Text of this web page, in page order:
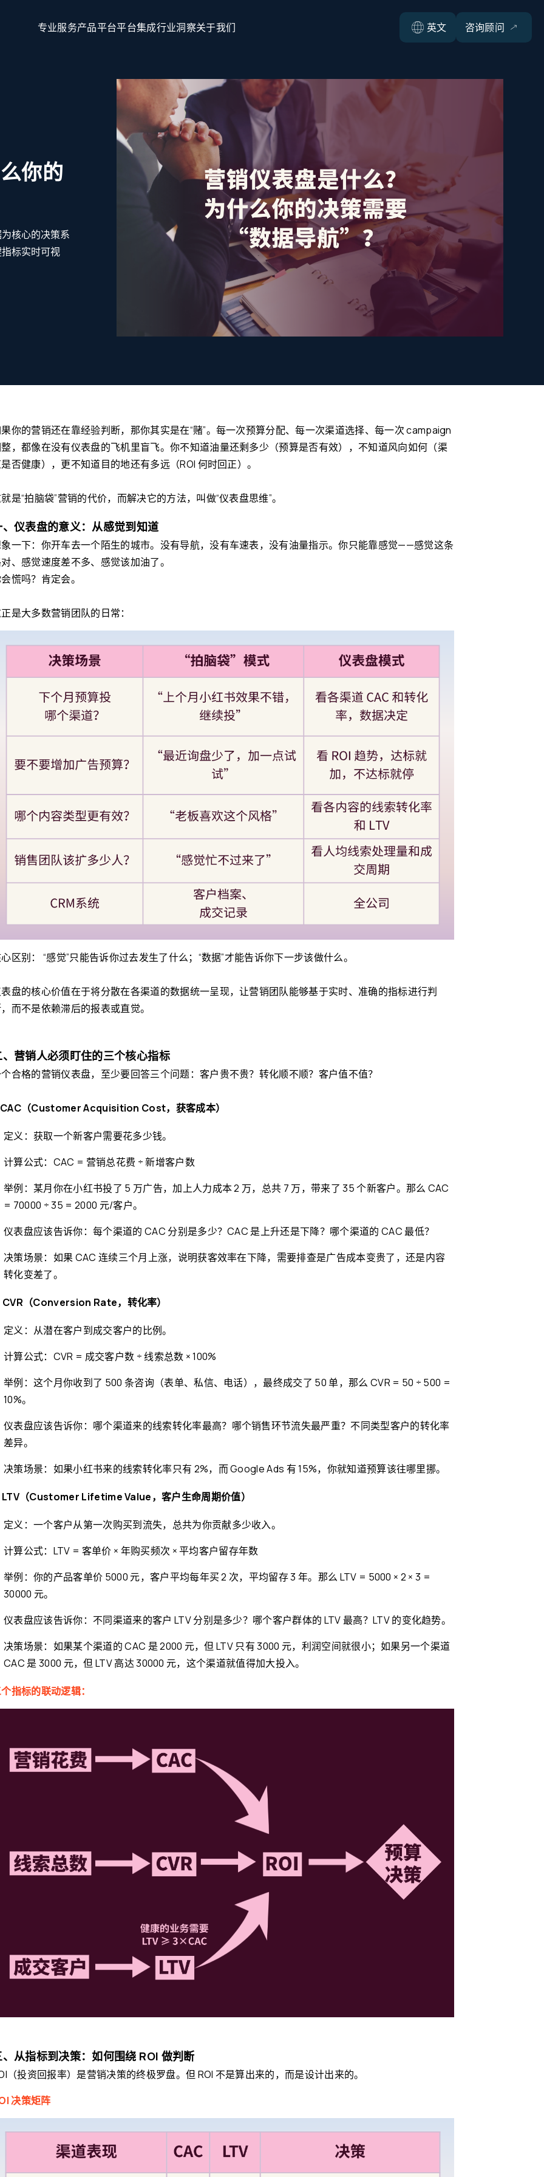
专业服务产品平台平台集成行业洞察关于我们 英文 咨询顾问
你的
核心的决策系
标实时可视
你的营销还在靠经验判断，那你其实是在“赌”。每一次预算分配、每一次渠道选择、每一次 campaign
，都像在没有仪表盘的飞机里盲飞。你不知道油量还剩多少（预算是否有效），不知道风向如何（渠
否健康），更不知道目的地还有多远（ROI 何时回正）。
是“拍脑袋”营销的代价，而解决它的方法，叫做“仪表盘思维”。
、仪表盘的意义：从感觉到知道
一下：你开车去一个陌生的城市。没有导航，没有车速表，没有油量指示。你只能靠感觉——感觉这条
、感觉速度差不多、感觉该加油了。
慌吗？肯定会。
是大多数营销团队的日常：
区别： “感觉”只能告诉你过去发生了什么；“数据”才能告诉你下一步该做什么。
盘的核心价值在于将分散在各渠道的数据统一呈现，让营销团队能够基于实时、准确的指标进行判
而不是依赖滞后的报表或直觉。
、营销人必须盯住的三个核心指标
合格的营销仪表盘，至少要回答三个问题：客户贵不贵？转化顺不顺？客户值不值？
CAC（Customer Acquisition Cost，获客成本）
定义：获取一个新客户需要花多少钱。
计算公式：CAC = 营销总花费 ÷ 新增客户数
举例：某月你在小红书投了 5 万广告，加上人力成本 2 万，总共 7 万，带来了 35 个新客户。那么 CAC
= 70000 ÷ 35 = 2000 元/客户。
仪表盘应该告诉你：每个渠道的 CAC 分别是多少？CAC 是上升还是下降？哪个渠道的 CAC 最低？
决策场景：如果 CAC 连续三个月上涨，说明获客效率在下降，需要排查是广告成本变贵了，还是内容
转化变差了。
CVR（Conversion Rate，转化率）
定义：从潜在客户到成交客户的比例。
计算公式：CVR = 成交客户数 ÷ 线索总数 × 100%
举例：这个月你收到了 500 条咨询（表单、私信、电话），最终成交了 50 单，那么 CVR = 50 ÷ 500 =
10%。
仪表盘应该告诉你：哪个渠道来的线索转化率最高？哪个销售环节流失最严重？不同类型客户的转化率
差异。
决策场景：如果小红书来的线索转化率只有 2%，而 Google Ads 有 15%，你就知道预算该往哪里挪。
LTV（Customer Lifetime Value，客户生命周期价值）
定义：一个客户从第一次购买到流失，总共为你贡献多少收入。
计算公式：LTV = 客单价 × 年购买频次 × 平均客户留存年数
举例：你的产品客单价 5000 元，客户平均每年买 2 次，平均留存 3 年。那么 LTV = 5000 × 2 × 3 =
30000 元。
仪表盘应该告诉你：不同渠道来的客户 LTV 分别是多少？哪个客户群体的 LTV 最高？LTV 的变化趋势。
决策场景：如果某个渠道的 CAC 是 2000 元，但 LTV 只有 3000 元，利润空间就很小；如果另一个渠道
CAC 是 3000 元，但 LTV 高达 30000 元，这个渠道就值得加大投入。
指标的联动逻辑：
、从指标到决策：如何围绕 ROI 做判断
（投资回报率）是营销决策的终极罗盘。但 ROI 不是算出来的，而是设计出来的。
决策矩阵